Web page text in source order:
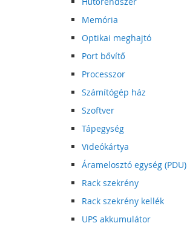
Memória
Optikai meghajtó
Port bővítő
Processzor
Számítógép ház
Szoftver
Tápegység
Videókártya
Áramelosztó egység (PDU)
Rack szekrény
Rack szekrény kellék
UPS akkumulátor